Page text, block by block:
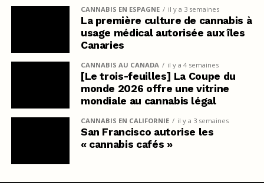
CANNABIS EN ESPAGNE il y a 3 semaines
La première culture de cannabis à
usage médical autorisée aux îles
Canaries
CANNABIS AU CANADA il y a 4 semaines
[Le trois-feuilles] La Coupe du
monde 2026 offre une vitrine
mondiale au cannabis légal
CANNABIS EN CALIFORNIE il y a 3 semaines
San Francisco autorise les
« cannabis cafés »